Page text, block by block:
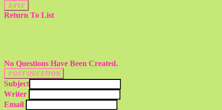
SAVE
Return To List
No Questions Have Been Created.
POST QUESTION
Subject
Writer
Email